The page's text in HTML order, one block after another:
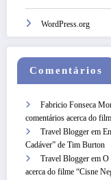
WordPress.org
Comentários
Fabricio Fonseca
comentários acerca do
Travel Blogger em
Cadáver” de Tim Burton
Travel Blogger em O
acerca do filme “Cisne